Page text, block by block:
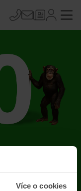
Více o cookies